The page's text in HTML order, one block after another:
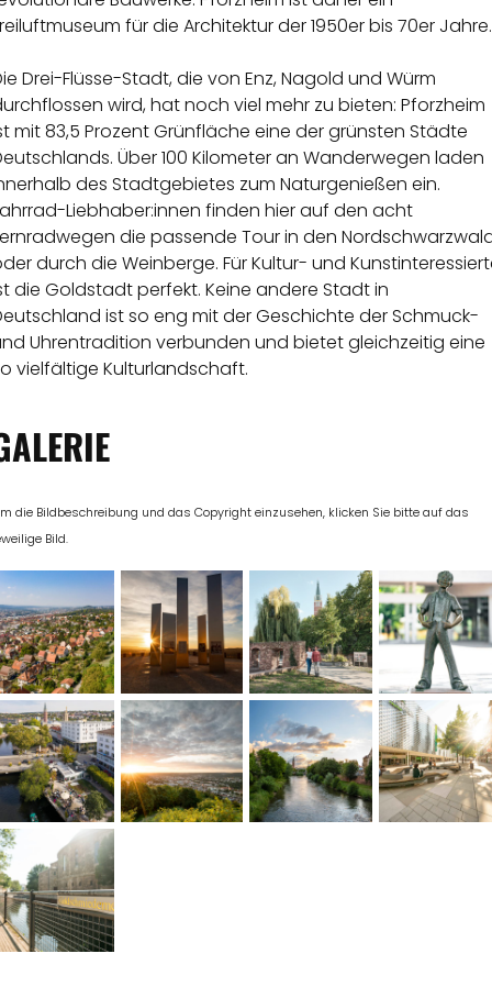
für die Architektur der 1950er bis 70er Jahre.
Drei-Flüsse-Stadt, die von Enz, Nagold und Würm
wird, hat noch viel mehr zu bieten: Pforzheim
mit 83,5 Prozent Grünfläche eine der grünsten Städte
Über 100 Kilometer an Wanderwegen laden
des Stadtgebietes zum Naturgenießen ein.
Liebhaber:innen finden hier auf den acht
die passende Tour in den
durch die Weinberge. Für Kultur- und
die Goldstadt perfekt. Keine andere Stadt in
ist so eng mit der Geschichte der Schmuck-
Uhrentradition verbunden und bietet gleichzeitig eine
vielfältige Kulturlandschaft.
die Bildbeschreibung und das Copyright einzusehen, klicken Sie bitte auf das
Bild.